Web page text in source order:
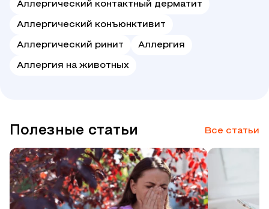
Аллергический контактный дерматит
Аллергический конъюнктивит
Аллергический ринит Аллергия
Аллергия на животных
Полезные статьи Все статьи